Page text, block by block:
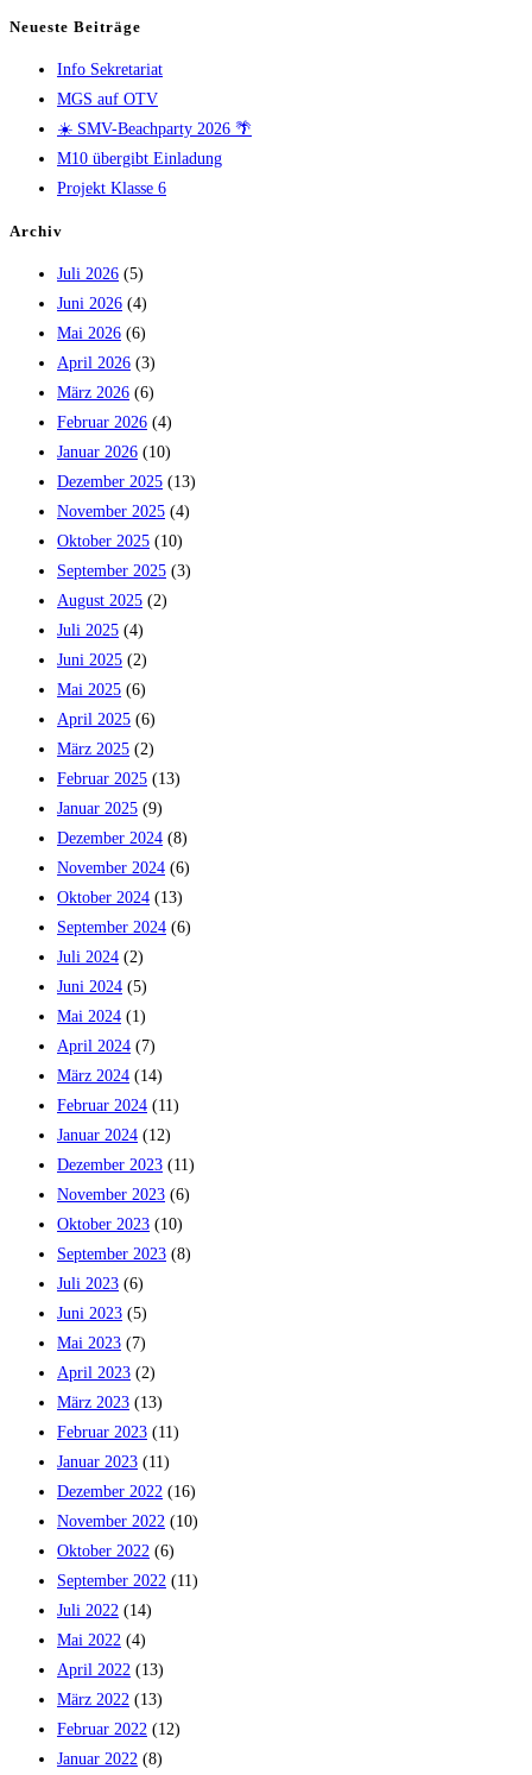
Neueste Beiträge
Info Sekretariat
MGS auf OTV
☀️ SMV-Beachparty 2026 🌴
M10 übergibt Einladung
Projekt Klasse 6
Archiv
Juli 2026 (5)
Juni 2026 (4)
Mai 2026 (6)
April 2026 (3)
März 2026 (6)
Februar 2026 (4)
Januar 2026 (10)
Dezember 2025 (13)
November 2025 (4)
Oktober 2025 (10)
September 2025 (3)
August 2025 (2)
Juli 2025 (4)
Juni 2025 (2)
Mai 2025 (6)
April 2025 (6)
März 2025 (2)
Februar 2025 (13)
Januar 2025 (9)
Dezember 2024 (8)
November 2024 (6)
Oktober 2024 (13)
September 2024 (6)
Juli 2024 (2)
Juni 2024 (5)
Mai 2024 (1)
April 2024 (7)
März 2024 (14)
Februar 2024 (11)
Januar 2024 (12)
Dezember 2023 (11)
November 2023 (6)
Oktober 2023 (10)
September 2023 (8)
Juli 2023 (6)
Juni 2023 (5)
Mai 2023 (7)
April 2023 (2)
März 2023 (13)
Februar 2023 (11)
Januar 2023 (11)
Dezember 2022 (16)
November 2022 (10)
Oktober 2022 (6)
September 2022 (11)
Juli 2022 (14)
Mai 2022 (4)
April 2022 (13)
März 2022 (13)
Februar 2022 (12)
Januar 2022 (8)